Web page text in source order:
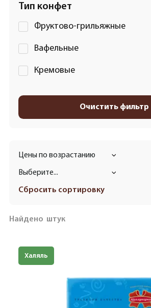
Тип конфет
Фруктово-грильяжные
Вафельные
Кремовые
Очистить фильтр
Цены по возрастанию
Выберите...
Сбросить сортировку
Найдено штук
Халяль